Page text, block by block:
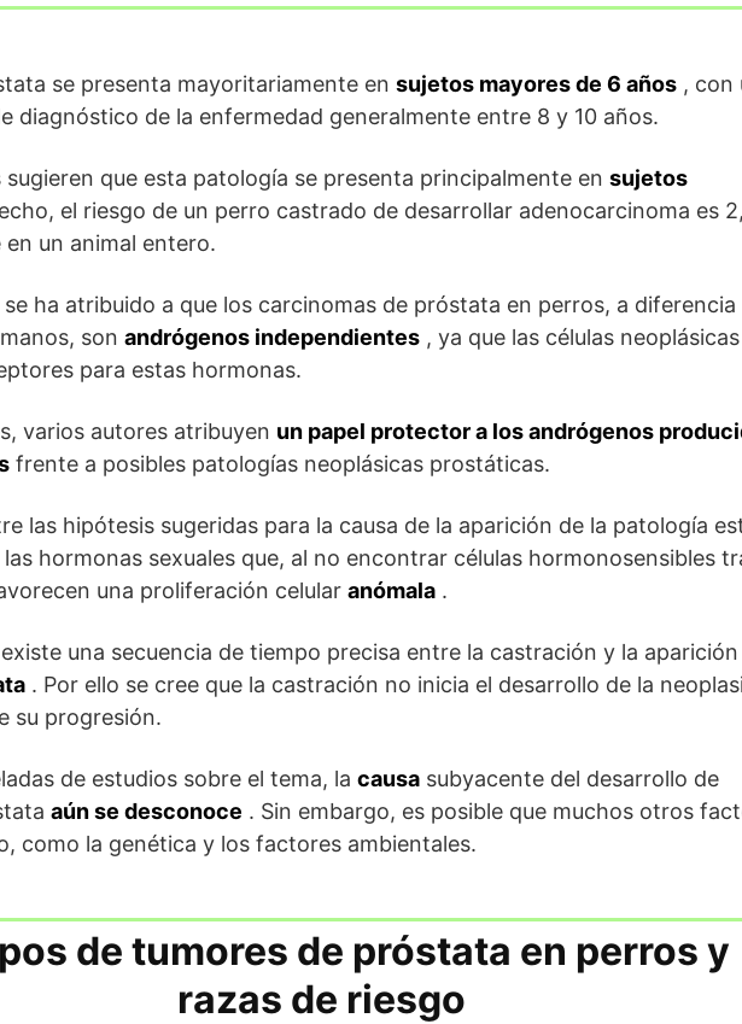
se presenta mayoritariamente en sujetos mayores de 6 años , con
diagnóstico de la enfermedad generalmente entre 8 y 10 años.
sugieren que esta patología se presenta principalmente en sujetos
el riesgo de un perro castrado de desarrollar adenocarcinoma es
un animal entero.
ha atribuido a que los carcinomas de próstata en perros, a diferencia
son andrógenos independientes , ya que las células
para estas hormonas.
varios autores atribuyen un papel protector a los andrógenos
frente a posibles patologías neoplásicas prostáticas.
las hipótesis sugeridas para la causa de la aparición de la patología
hormonas sexuales que, al no encontrar células hormonosensibles
una proliferación celular anómala .
una secuencia de tiempo precisa entre la castración y la aparición
. Por ello se cree que la castración no inicia el desarrollo de la
su progresión.
de estudios sobre el tema, la causa subyacente del desarrollo de
aún se desconoce . Sin embargo, es posible que muchos otros
como la genética y los factores ambientales.
de tumores de próstata en perros y
razas de riesgo